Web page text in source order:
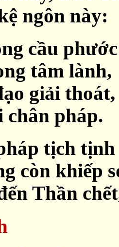
ngôn này:
cầu
tâm lành,
giải thoát,
pháp.
tịch tịnh
còn khiếp
Thần